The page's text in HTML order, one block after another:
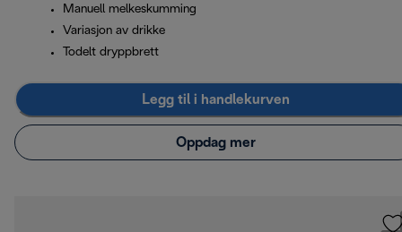
Manuell melkeskumming
Variasjon av drikke
Todelt dryppbrett
Legg til i handlekurven
Oppdag mer